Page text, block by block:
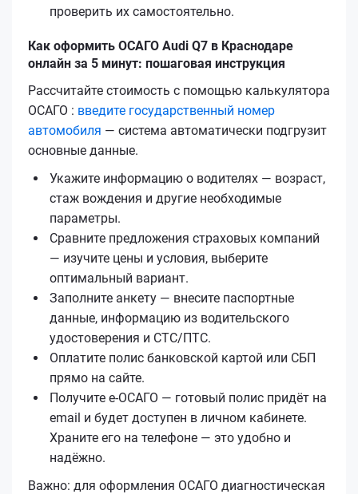
проверить их самостоятельно.
Как оформить ОСАГО Audi Q7 в Краснодаре
онлайн за 5 минут: пошаговая инструкция
Рассчитайте стоимость с помощью калькулятора
ОСАГО : введите государственный номер
автомобиля — система автоматически подгрузит
основные данные.
Укажите информацию о водителях — возраст,
стаж вождения и другие необходимые
параметры.
Сравните предложения страховых компаний
— изучите цены и условия, выберите
оптимальный вариант.
Заполните анкету — внесите паспортные
данные, информацию из водительского
удостоверения и СТС/ПТС.
Оплатите полис банковской картой или СБП
прямо на сайте.
Получите е‑ОСАГО — готовый полис придёт на
email и будет доступен в личном кабинете.
Храните его на телефоне — это удобно и
надёжно.
Важно: для оформления ОСАГО диагностическая